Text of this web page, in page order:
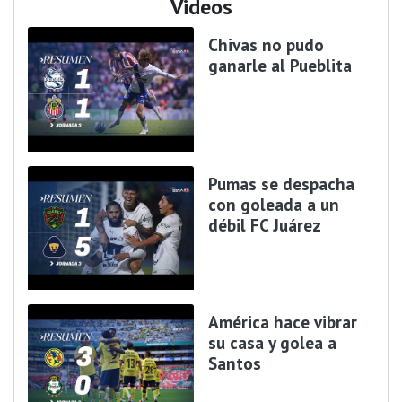
Videos
Chivas no pudo
ganarle al Pueblita
Pumas se despacha
con goleada a un
débil FC Juárez
América hace vibrar
su casa y golea a
Santos